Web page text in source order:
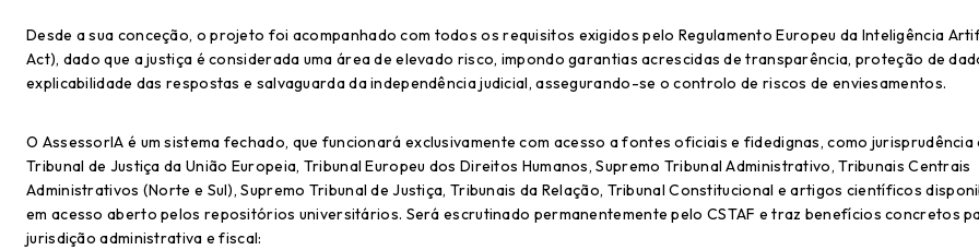
Desde a sua conceção, o projeto foi acompanhado com todos os requisitos exigidos pelo Regulamento Europeu da Inteligência
Act), dado que a justiça é considerada uma área de elevado risco, impondo garantias acrescidas de transparência, proteção de
explicabilidade das respostas e salvaguarda da independência judicial, assegurando-se o controlo de riscos de enviesamentos.
O AssessorIA é um sistema fechado, que funcionará exclusivamente com acesso a fontes oficiais e fidedignas, como jurisprudência
Tribunal de Justiça da União Europeia, Tribunal Europeu dos Direitos Humanos, Supremo Tribunal Administrativo, Tribunais Centrais
Administrativos (Norte e Sul), Supremo Tribunal de Justiça, Tribunais da Relação, Tribunal Constitucional e artigos científicos
em acesso aberto pelos repositórios universitários. Será escrutinado permanentemente pelo CSTAF e traz benefícios concretos
jurisdição administrativa e fiscal: